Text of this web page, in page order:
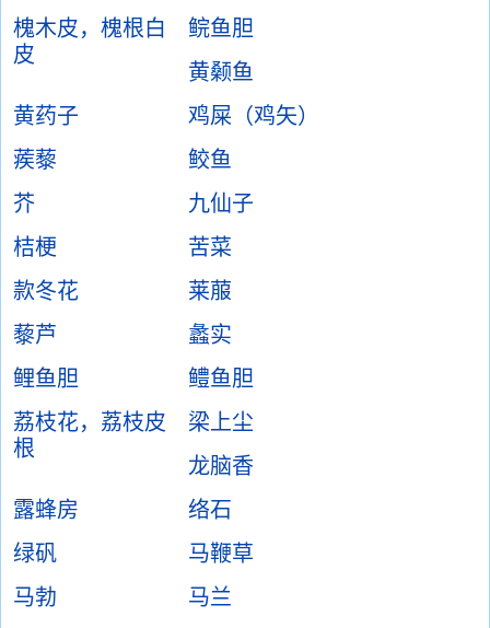
槐木皮，槐根白
皮
鲩鱼胆
黄颡鱼
黄药子
鸡屎（鸡矢）
蒺藜
鲛鱼
芥
九仙子
桔梗
苦菜
款冬花
莱菔
藜芦
蠡实
鲤鱼胆
鳢鱼胆
荔枝花，荔枝皮
根
梁上尘
龙脑香
露蜂房
络石
绿矾
马鞭草
马勃
马兰